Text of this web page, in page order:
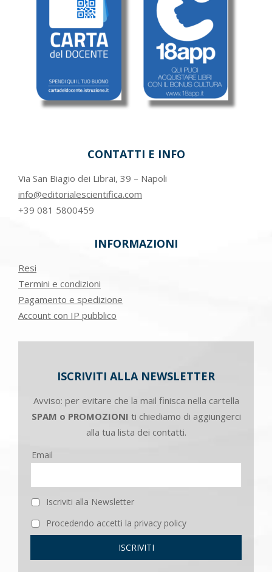
CONTATTI E INFO
Via San Biagio dei Librai, 39 – Napoli
info@editorialescientifica.com
+39 081 5800459
INFORMAZIONI
Resi
Termini e condizioni
Pagamento e spedizione
Account con IP pubblico
ISCRIVITI ALLA NEWSLETTER
Avviso: per evitare che la mail finisca nella cartella
SPAM o PROMOZIONI ti chiediamo di aggiungerci
alla tua lista dei contatti.
Email
Iscriviti alla Newsletter
Procedendo accetti la privacy policy